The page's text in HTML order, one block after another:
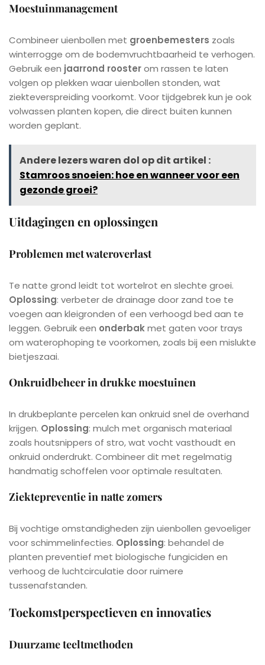
Moestuinmanagement
Combineer uienbollen met groenbemesters zoals
winterrogge om de bodemvruchtbaarheid te verhogen.
Gebruik een jaarrond roosterom rassen te laten
volgen op plekken waar uienbollen stonden, wat
ziekteverspreiding voorkomt. Voor tijdgebrek kun je ook
volwassen planten kopen, die direct buiten kunnen
worden geplant.
Andere lezers waren dol op dit artikel :
Stamroos snoeien: hoe en wanneer voor een
gezonde groei?
Uitdagingen en oplossingen
Problemen met wateroverlast
Te natte grond leidt tot wortelrot en slechte groei.
Oplossing: verbeter de drainage door zand toe te
voegen aan kleigronden of een verhoogd bed aan te
leggen. Gebruik een onderbakmet gaten voor trays
om waterophoping te voorkomen, zoals bij een mislukte
bietjeszaai.
Onkruidbeheer in drukke moestuinen
In drukbeplante percelen kan onkruid snel de overhand
krijgen. Oplossing: mulch met organisch materiaal
zoals houtsnippers of stro, wat vocht vasthoudt en
onkruid onderdrukt. Combineer dit met regelmatig
handmatig schoffelen voor optimale resultaten.
Ziektepreventie in natte zomers
Bij vochtige omstandigheden zijn uienbollen gevoeliger
voor schimmelinfecties. Oplossing: behandel de
planten preventief met biologische fungiciden en
verhoog de luchtcirculatie door ruimere
tussenafstanden.
Toekomstperspectieven en innovaties
Duurzame teeltmethoden